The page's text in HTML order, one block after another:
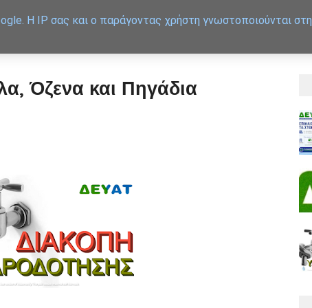
APXIKH ΕΞΥΠΗΡΕΤΗΣΗ
Όζενα και Πηγάδια
Η IP σας και ο παράγοντας χρήστη γνωστοποιούνται